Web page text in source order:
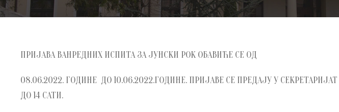
ПРИЈАВА ВАНРЕДНИХ ИСПИТА ЗА ЈУНСКИ РОК ОБАВИЋЕ СЕ ОД
08.06.2022. ГОДИНЕ ДО 10.06.2022.ГОДИНЕ. ПРИЈАВЕ СЕ ПРЕДАЈУ У
ДО 14 САТИ.